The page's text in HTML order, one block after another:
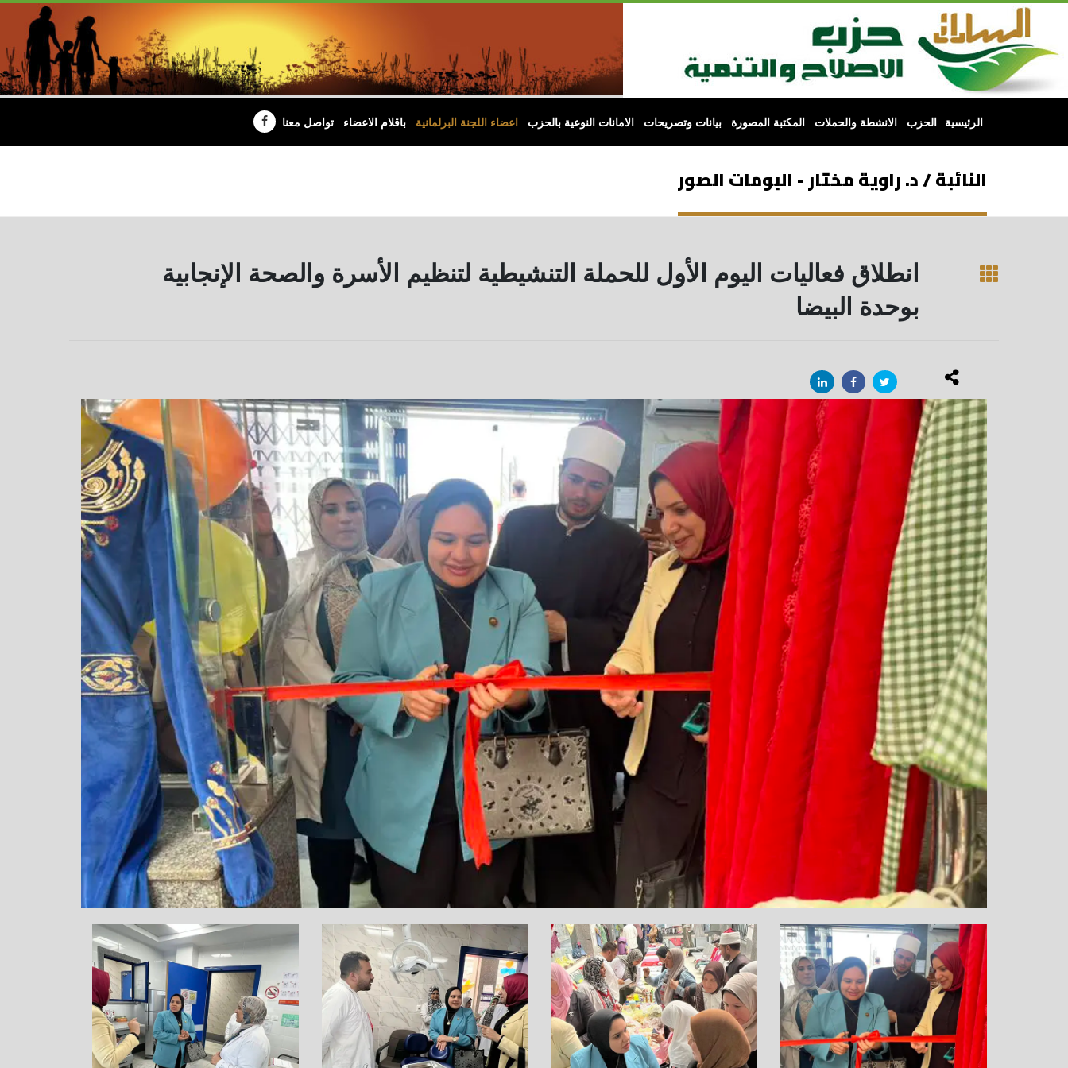
الرئيسية الحزب الانشطة والحملات المكتبة المصورة بيانات وتصريحات الامانات النوعية بالحزب اعضاء اللجنة البرلمانية باقلام الاعضاء تواصل معنا
النائبة / د. راوية مختار - البومات الصور
انطلاق فعاليات اليوم الأول للحملة التنشيطية لتنظيم الأسرة والصحة الإنجابية
بوحدة البيضا